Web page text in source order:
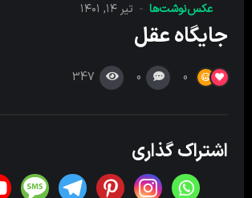
عکس‌نوشت‌ها تیر ۱۴, ۱۴۰۱
جایگاه عقل
0
0
347
اشتراک گذاری